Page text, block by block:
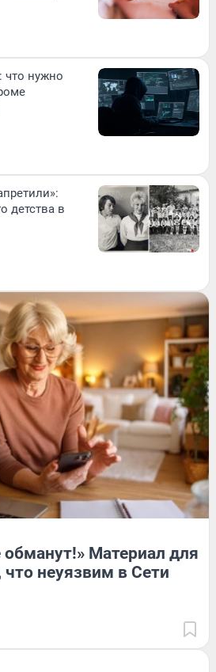
что нужно
детства в
Материал для
что неуязвим в Сети